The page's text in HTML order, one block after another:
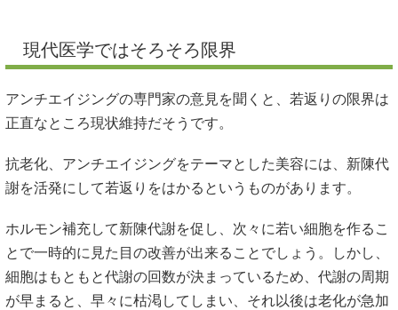
現代医学ではそろそろ限界
アンチエイジングの専門家の意見を聞くと、若返りの限界は
正直なところ現状維持だそうです。
抗老化、アンチエイジングをテーマとした美容には、新陳代
謝を活発にして若返りをはかるというものがあります。
ホルモン補充して新陳代謝を促し、次々に若い細胞を作るこ
とで一時的に見た目の改善が出来ることでしょう。しかし、
細胞はもともと代謝の回数が決まっているため、代謝の周期
が早まると、早々に枯渇してしまい、それ以後は老化が急加